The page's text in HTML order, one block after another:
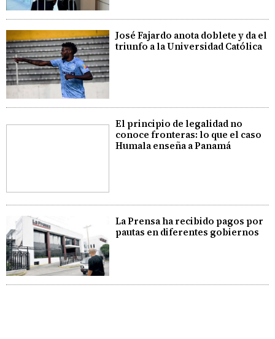
José Fajardo anota doblete y da el
triunfo a la Universidad Católica
El principio de legalidad no
conoce fronteras: lo que el caso
Humala enseña a Panamá
La Prensa ha recibido pagos por
pautas en diferentes gobiernos